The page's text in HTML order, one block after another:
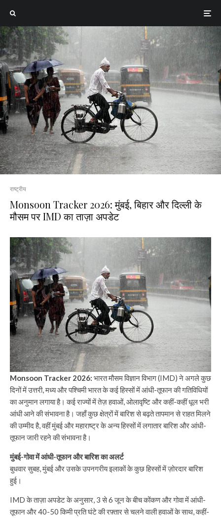
राष्ट्रीय
Monsoon Tracker 2026: मुंबई, बिहार और दिल्ली के
मौसम पर IMD का ताज़ा अपडेट
Monsoon Tracker 2026: भारत मौसम विज्ञान विभाग (IMD) ने अगले कुछ
दिनों में उत्तरी, मध्य और पश्चिमी भारत के कई हिस्सों में आंधी-तूफान की गतिविधियों
का अनुमान लगाया है। कई राज्यों में तेज़ हवाओं, ओलावृष्टि और कहीं-कहीं धूल भरी
आंधी आने की संभावना है। जहाँ कुछ क्षेत्रों में बारिश से बढ़ते तापमान से राहत मिलने
की उम्मीद है, वहीं मुंबई और महाराष्ट्र के अन्य हिस्सों में लगातार बारिश और आंधी-
तूफान जारी रहने की संभावना है।
मुंबई-गोवा में आंधी-तूफान और बारिश का अलर्ट
बुधवार सुबह, मुंबई और उसके उपनगरीय इलाकों के कुछ हिस्सों में ज़ोरदार बारिश
हुई।
IMD के ताज़ा अपडेट के अनुसार, 3 से 6 जून के बीच कोंकण और गोवा में आंधी-
तूफान और 40-50 किमी प्रति घंटे की रफ़्तार से चलने वाली हवाओं के साथ, कहीं-